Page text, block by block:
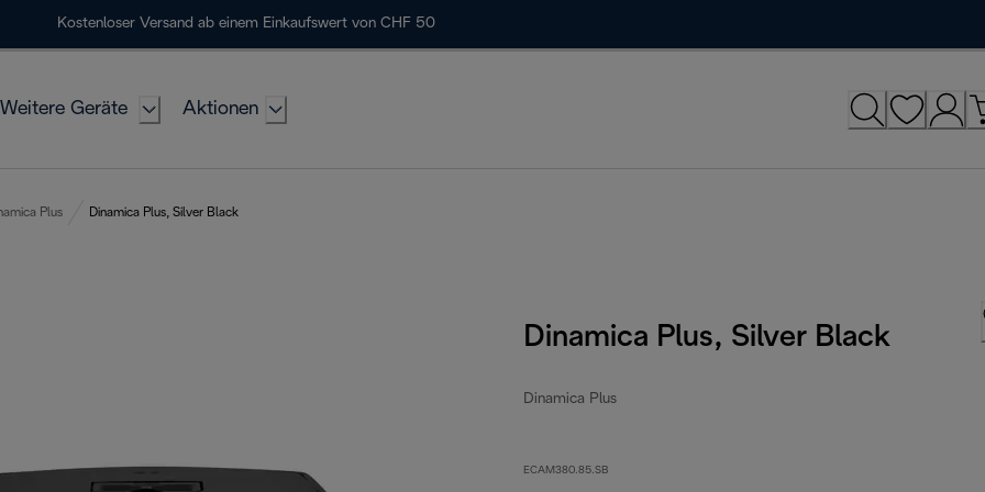
Kostenloser Versand ab einem Einkaufswert von CHF 50
Weitere Geräte Aktionen
Plus Dinamica Plus, Silver Black
Dinamica Plus, Silver Black
Dinamica Plus
ECAM380.85.SB